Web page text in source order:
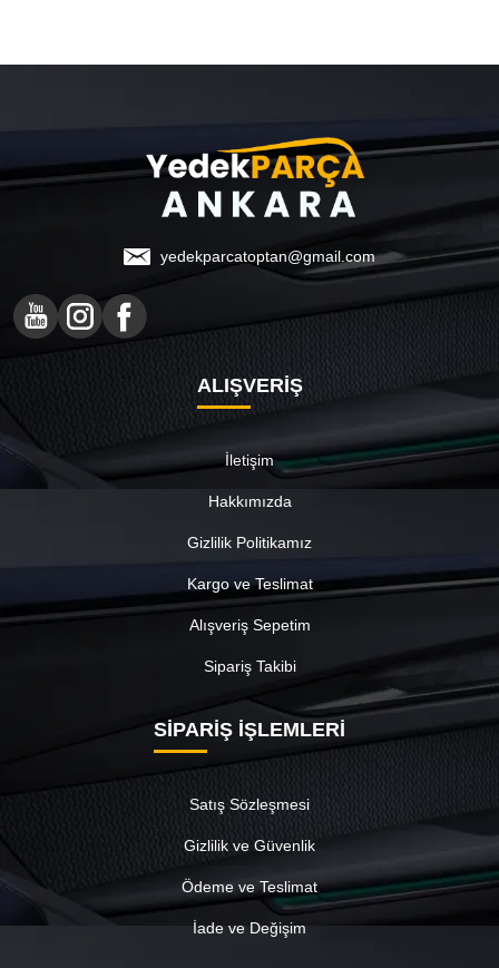
yedekparcatoptan@gmail.com
ALIŞVERİŞ
İletişim
Hakkımızda
Gizlilik Politikamız
Kargo ve Teslimat
Alışveriş Sepetim
Sipariş Takibi
SİPARİŞ İŞLEMLERİ
Satış Sözleşmesi
Gizlilik ve Güvenlik
Ödeme ve Teslimat
İade ve Değişim